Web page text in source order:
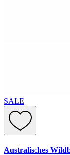
SALE
Australisches